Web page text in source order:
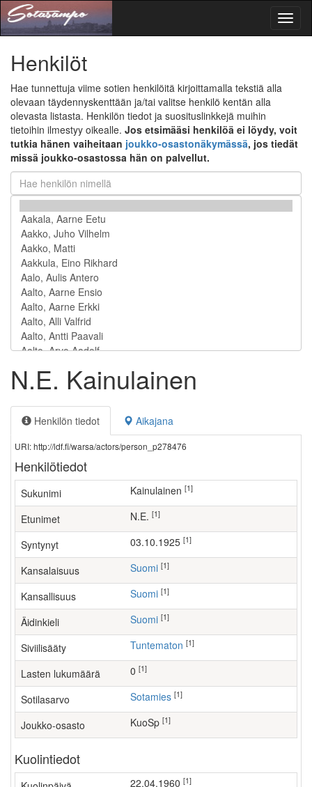
Henkilöt
Hae tunnettuja viime sotien henkilöitä kirjoittamalla tekstiä alla
olevaan täydennyskenttään ja/tai valitse henkilö kentän alla
olevasta listasta. Henkilön tiedot ja suosituslinkkejä muihin
tietoihin ilmestyy oikealle. Jos etsimääsi henkilöä ei löydy, voit
tutkia hänen vaiheitaan joukko-osastonäkymässä, jos tiedät
missä joukko-osastossa hän on palvellut.
N.E. Kainulainen
Henkilön tiedot Aikajana
URI: http://ldf.fi/warsa/actors/person_p278476
Henkilötiedot
Sukunimi Kainulainen [1]
Etunimet N.E. [1]
Syntynyt 03.10.1925 [1]
Kansalaisuus Suomi [1]
Kansallisuus Suomi [1]
Äidinkieli Suomi [1]
Siviilisääty Tuntematon [1]
Lasten lukumäärä [1]
Sotilasarvo Sotamies [1]
Joukko-osasto KuoSp [1]
Kuolintiedot
22.04.1960 [1]